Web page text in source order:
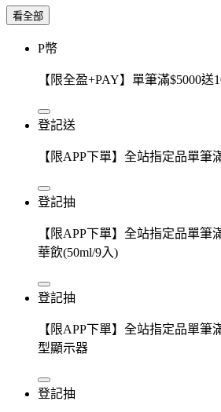
看全部
P幣
【限全盈+PAY】單筆滿$5000送
登記送
【限APP下單】全站指定品單筆
登記抽
【限APP下單】全站指定品單筆
華飲(50ml/9入)
登記抽
【限APP下單】全站指定品單筆
型顯示器
登記抽